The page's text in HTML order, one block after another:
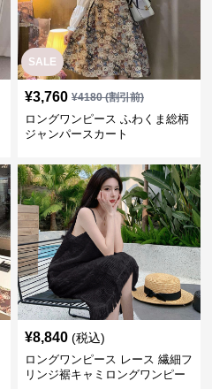
SALE
¥3,760 ¥4180(割引前)
ロングワンピース ふわくま総柄
ジャンパースカート
¥8,840 (税込)
ロングワンピース レース 繊細フ
リンジ裾キャミロングワンピー